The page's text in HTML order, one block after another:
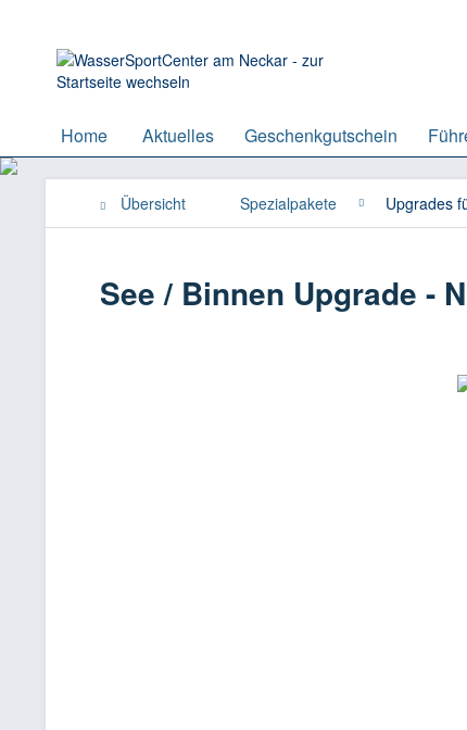
Home Aktuelles Geschenkgutschein
Übersicht Spezialpakete Upgrades
See / Binnen Upgrade -